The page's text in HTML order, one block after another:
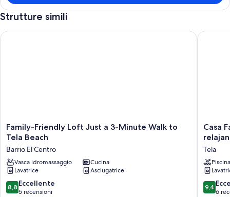
Strutture simili
Family-
Friendly
Just
a
3-
Minute
Walk
Family-Friendly Loft Just a 3-Minute Walk to
Tela Beach
Barrio El Centro
Vasca idromassaggio
Cucina
Lavatrice
Asciugatrice
8.8
su
8,8 Eccellente
5 recensioni
Family-Friendly Loft Just a 3-Minute Walk to Tela Beach
Casa
Familiar
donde
de
un
relajante
Casa
Tela
Piscina
9.4
su
9,4
6
Casa